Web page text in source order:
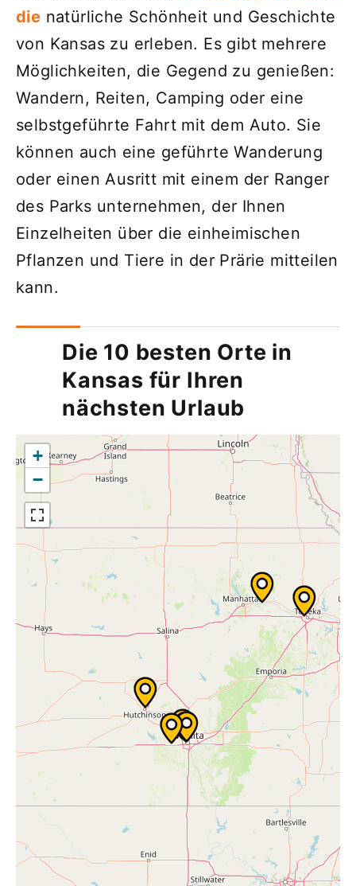
die natürliche Schönheit und Geschichte
von Kansas zu erleben. Es gibt mehrere
Möglichkeiten, die Gegend zu genießen:
Wandern, Reiten, Camping oder eine
selbstgeführte Fahrt mit dem Auto. Sie
können auch eine geführte Wanderung
oder einen Ausritt mit einem der Ranger
des Parks unternehmen, der Ihnen
Einzelheiten über die einheimischen
Pflanzen und Tiere in der Prärie mitteilen
kann.
Die 10 besten Orte in
Kansas für Ihren
nächsten Urlaub
+
−